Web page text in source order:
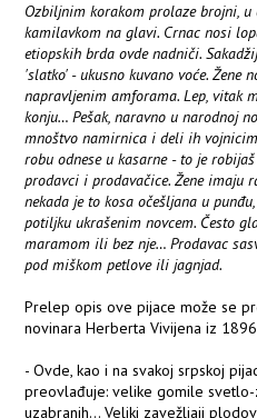
Ozbiljnim korakom prolaze brojni, u
kamilavkom na glavi. Crnac nosi
etiopskih brda ovde nadniči.
'slatko' - ukusno kuvano voće. Žene
napravljenim amforama. Lep, vitak
konju… Pešak, naravno u narodnoj
mnoštvo namirnica i deli ih
robu odnese u kasarne - to je
prodavci i prodavačice. Žene imaju
nekada je to kosa očešljana u
potiljku ukrašenim novcem. Često
maramom ili bez nje… Prodavac
pod miškom petlove ili jagnjad.
Prelep opis ove pijace može se
novinara Herberta Vivijena iz
- Ovde, kao i na svakoj srpskoj
preovlađuje: velike gomile
uzabranih… Veliki zavežljaji